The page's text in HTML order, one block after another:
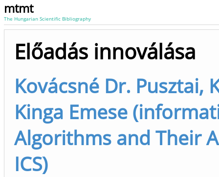
mtmt
The Hungarian Scientific Bibliography
Előadás innoválása
Kovácsné Dr. Pusztai,
Kinga Emese
Algorithms and Their
ICS)